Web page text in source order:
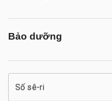
Bảo dưỡng
Số sê-ri